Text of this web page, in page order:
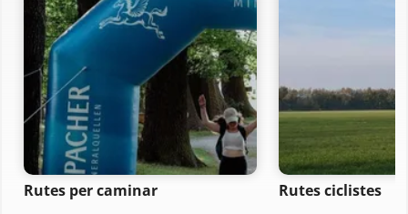
Rutes per caminar Rutes ciclistes